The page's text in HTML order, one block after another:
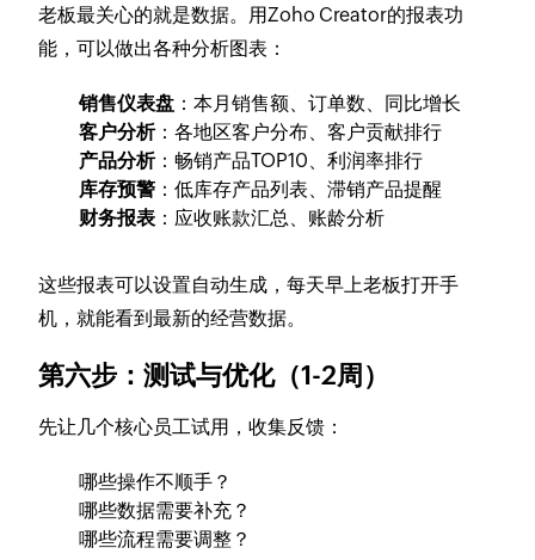
老板最关心的就是数据。用Zoho Creator的报表功
能，可以做出各种分析图表：
销售仪表盘 ：本月销售额、订单数、同比增长
客户分析：各地区客户分布、客户贡献排行
产品分析：畅销产品TOP10、利润率排行
库存预警 ：低库存产品列表、滞销产品提醒
财务报表 ：应收账款汇总、账龄分析
这些报表可以设置自动生成，每天早上老板打开手
机，就能看到最新的经营数据。
第六步：测试与优化（1-2周）
先让几个核心员工试用，收集反馈：
哪些操作不顺手？
哪些数据需要补充？
哪些流程需要调整？